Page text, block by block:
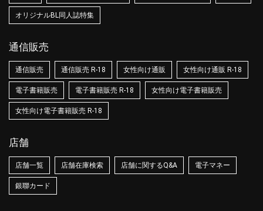
オリジナルBL同人誌特集
通信販売
通信販売 通信販売 R-18 女性向け通販 女性向け通販 R-18
電子書籍販売 電子書籍販売 R-18 女性向け電子書籍販売
女性向け電子書籍販売 R-18
店舗
店舗一覧 店舗在庫検索 店舗に関するQ&A 電子マネー
銀聯カード